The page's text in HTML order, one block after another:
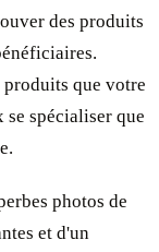
des produits
produits que votre
spécialiser que
photos de
et d'un